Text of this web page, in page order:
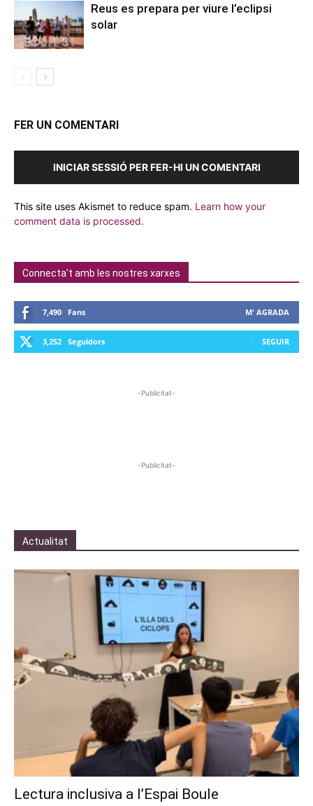
Reus es prepara per viure l’eclipsi
solar
FER UN COMENTARI
INICIAR SESSIÓ PER FER-HI UN COMENTARI
This site uses Akismet to reduce spam. Learn how your
comment data is processed.
Connecta't amb les nostres xarxes
7,490 Fans M' AGRADA
3,252 Seguidors SEGUIR
-Publicitat-
-Publicitat-
Actualitat
Lectura inclusiva a l’Espai Boule